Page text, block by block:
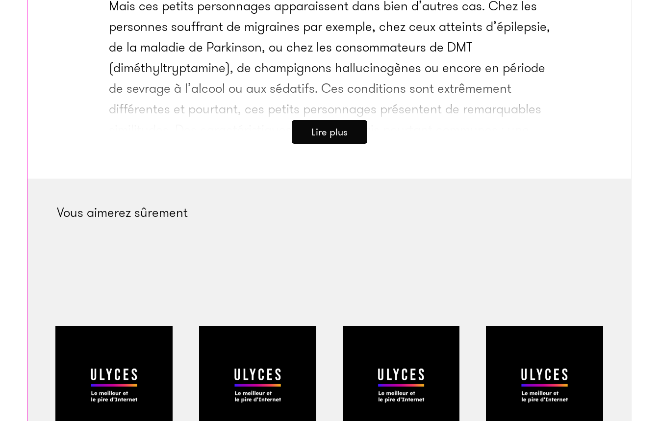
Mais ces petits personnages apparaissent dans bien d’autres cas. Chez les
personnes souffrant de migraines par exemple, chez ceux atteints d’épilepsie,
de la maladie de Parkinson, ou chez les consommateurs de DMT
(diméthyltryptamine), de champignons hallucinogènes ou encore en période
de sevrage à l’alcool ou aux sédatifs. Ces conditions sont extrêmement
différentes et pourtant, ces petits personnages présentent de remarquables
similitudes. Des caractéristiques curieuses mais pourtant communes : une
du sujet. Qui sont ces petits personnages ? Sont-ils porteurs d’un message ?
de les fabriquer de manière régulière. Ces hallucinations ont également
une signification culturelle – et elles possèdent, pour des phénomènes
Lire plus
Vous aimerez sûrement